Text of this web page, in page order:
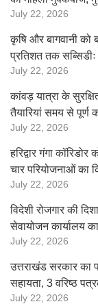
July 22, 2026
कृषि और बागवानी
प्रतिशत तक
July 22, 2026
कांवड़ यात्रा के
तैयारियां समय से पूर्ण
July 22, 2026
हरिद्वार गंगा
चार परियोजनाओं का
July 22, 2026
विदेशी रोजगार की
सेवायोजन कार्यालय का
July 22, 2026
उत्तराखंड सरकार का
सहायता, 3 वरिष्ठ
July 22, 2026